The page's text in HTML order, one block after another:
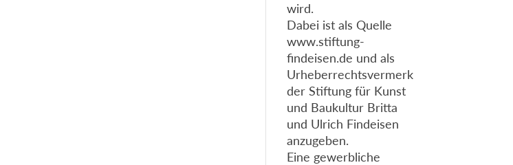
wird.
Dabei ist als Quelle
www.stiftung-
findeisen.de und als
Urheberrechtsvermerk
der Stiftung für Kunst
und Baukultur Britta
und Ulrich Findeisen
anzugeben.
Eine gewerbliche